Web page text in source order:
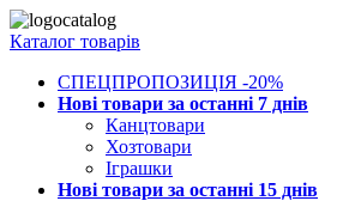
Каталог товарів
СПЕЦПРОПОЗИЦІЯ -20%
Нові товари за останнi 7 днiв
Канцтовари
Хозтовари
Іграшки
Нові товари за останнi 15 днiв